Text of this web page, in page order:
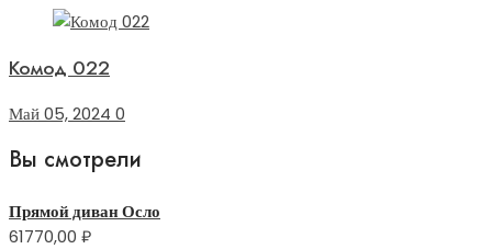
Комод 022
Май 05, 2024 0
Вы смотрели
Прямой диван Осло
61770,00 ₽